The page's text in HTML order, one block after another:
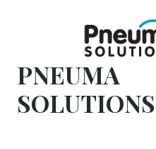
PNEUMA
SOLUTIONS